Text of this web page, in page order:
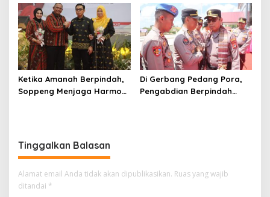
Digital
Ketika Amanah Berpindah,
Soppeng Menjaga Harmoni
Di Gerbang Pedang Pora,
Pengabdian Berpindah
Tinggalkan Balasan
Alamat email Anda tidak akan dipublikasikan. Ruas yang wajib
ditandai *